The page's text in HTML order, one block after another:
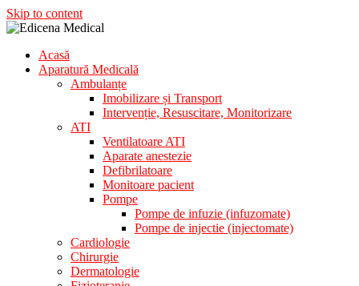
Skip to content
Edicena Medical
Aparatura Medicala
Acasă
Aparatură Medicală
Ambulanțe
Imobilizare și Transport
Intervenție, Resuscitare, Monitorizare
ATI
Ventilatoare ATI
Aparate anestezie
Defibrilatoare
Monitoare pacient
Pompe
Pompe de infuzie (infuzomate)
Pompe de injectie (injectomate)
Cardiologie
Chirurgie
Dermatologie